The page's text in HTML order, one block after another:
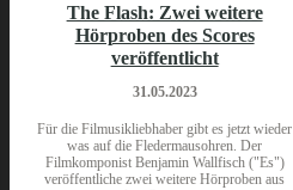
The Flash: Zwei weitere
Hörproben des Scores
veröffentlicht
31.05.2023
Für die Filmusikliebhaber gibt es jetzt wieder
was auf die Fledermausohren. Der
Filmkomponist Benjamin Wallfisch ("Es")
veröffentliche zwei weitere Hörproben aus